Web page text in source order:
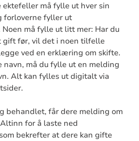
ektefeller må fylle ut hver sin
forloverne fyller ut
må fylle ut litt mer: Har du
før, vil det i noen tilfelle
ved en erklæring om skifte.
navn, må du fylle ut en melding
Alt kan fylles ut digitalt via
behandlet, får dere melding om
for å laste ned
bekrefter at dere kan gifte